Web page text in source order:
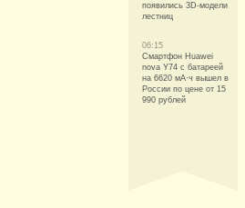
появились 3D-модели
лестниц
06:15
Смартфон Huawei
nova Y74 с батареей
на 6620 мА·ч вышел в
России по цене от 15
990 рублей